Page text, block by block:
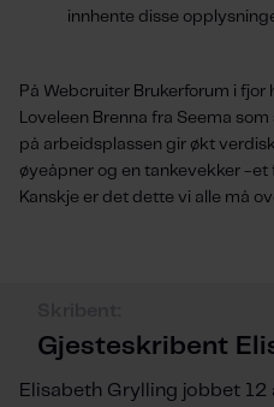
innhente disse
På Webcruiter Brukerforum i fjor
Loveleen Brenna fra Seema
på arbeidsplassen gir økt
øyeåpner og en tankevekker -et
Kanskje er det dette vi alle må
Gjesteskribent
Elisabeth Grylling jobbet 12